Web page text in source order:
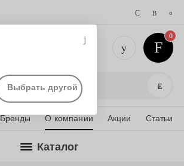
Выбрать другой Поиск
+7
0
Бренды О компании Акции Статьи
Каталог